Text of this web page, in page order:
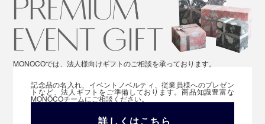
MONOCOでは、法人様向けギフトのご相談を承っております。
記念品の名入れ、イベントノベルティ、従業員様へのプレゼン
トなど、法人ギフトをご準備しております。商品知識豊富な
MONOCOチームにご相談ください。
詳しくはこちら